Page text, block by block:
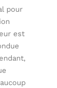
pour
est